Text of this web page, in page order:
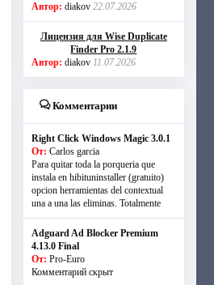
Автор: diakov 22.07.2026
Лицензия для Wise Duplicate
Finder Pro 2.1.9
Автор: diakov 11.07.2026
Комментарии
Right Click Windows Magic 3.0.1
От: Carlos garcia
Para quitar toda la porqueria que
instala en hibituninstaller (gratuito)
opcion herramientas del contextual
una a una las eliminas. Totalmente
Adguard Ad Blocker Premium
4.13.0 Final
От: Pro-Euro
Комментарий скрыт